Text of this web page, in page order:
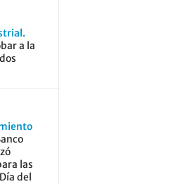
a la
las
del